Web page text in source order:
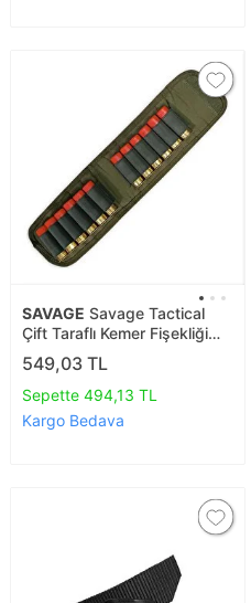
SAVAGE Savage Tactical
Çift Taraflı Kemer Fişekliği
Haki (dr.001)
549,03 TL
Sepette 494,13 TL
Kargo Bedava